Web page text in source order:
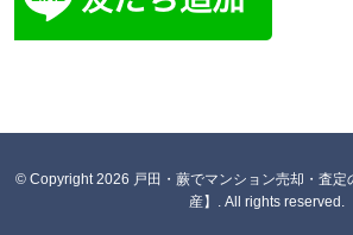
© Copyright 2026 戸田・蕨でマンション売却・査定
産】. All rights reserved.